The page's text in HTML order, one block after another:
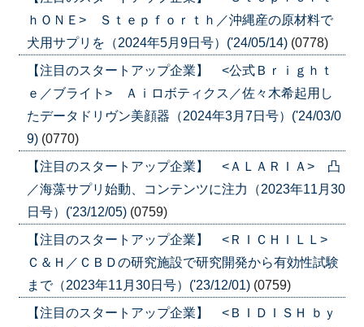
ｈＯＮＥ> Ｓｔｅｐｆｏｒｔｈ／沖縄産の原材料で
犬用サプリを（2024年5月9日号）('24/05/14) (0778)
【注目のスタートアップ企業】 <公式Ｂｒｉｇｈｔ
ｅ／ブライト> Ａｉロボティクス／佐々木希起用し
たデータドリヴン美顔器（2024年3月7日号）('24/03/0
9) (0770)
【注目のスタートアップ企業】 <ＡＬＡＲＩＡ> 凸
／海藻サプリ始動、コンテンツに注力（2023年11月30
日号）('23/12/05) (0759)
【注目のスタートアップ企業】 <ＲＩＣＨＩＬＬ>
Ｃ＆Ｈ／ＣＢＤの研究施設で研究開発から有効性試験
まで（2023年11月30日号）('23/12/01) (0759)
【注目のスタートアップ企業】 <ＢＩＤＩＳＨ ｂｙ